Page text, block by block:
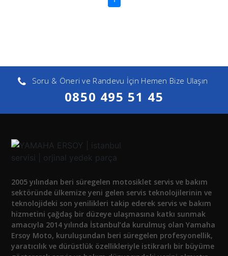
Soru & Öneri ve Randevu İçin Hemen Bize Ulaşın
0850 495 51 45
2005 yılından beri süregelen motosiklet servis ve bakım
sektöründe ülkemize yeni gelen servis teknolojilerinin ve
teknolojideki son yenilikleri takip ederek servis ve bakım
hizmetini çağdaş bir düzeye ulaşmasına katkı sunmak
amacıyla 2014 yılında İstanbul’da kurulmuş olan Yamaha
Ersoy Moto, kuruluşundan beri süregelen profesyonellik,
yaratıcılık ve dürüstlük özellikleriyle istikrarlı bir büyüme